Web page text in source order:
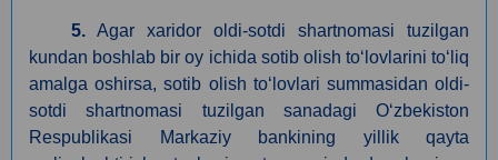
5.Agar xaridor oldi-sotdi shartnomasi tuzilgan
kundan boshlab bir oy ichida sotib olish toʻlovlarini toʻliq
amalga oshirsa, sotib olish toʻlovlari summasidan oldi-
sotdi shartnomasi tuzilgan sanadagi Oʻzbekiston
Respublikasi Markaziy bankining yillik qayta